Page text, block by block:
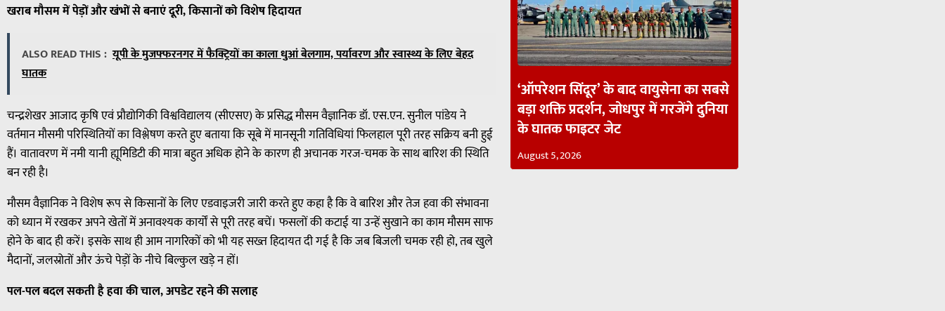
खराब मौसम में पेड़ों और खंभों से बनाएं दूरी, किसानों को विशेष हिदायत
ALSO READ THIS : यूपी के मुजफ्फरनगर में फैक्ट्रियों का काला धुआं बेलगाम, पर्यावरण और स्वास्थ्य के लिए बेहद
घातक
चन्द्रशेखर आजाद कृषि एवं प्रौद्योगिकी विश्वविद्यालय (सीएसए) के प्रसिद्ध मौसम वैज्ञानिक डॉ. एस.एन. सुनील पांडेय ने
वर्तमान मौसमी परिस्थितियों का विश्लेषण करते हुए बताया कि सूबे में मानसूनी गतिविधियां फिलहाल पूरी तरह सक्रिय बनी हुई
हैं। वातावरण में नमी यानी ह्यूमिडिटी की मात्रा बहुत अधिक होने के कारण ही अचानक गरज-चमक के साथ बारिश की स्थिति
बन रही है।
मौसम वैज्ञानिक ने विशेष रूप से किसानों के लिए एडवाइजरी जारी करते हुए कहा है कि वे बारिश और तेज हवा की संभावना
को ध्यान में रखकर अपने खेतों में अनावश्यक कार्यों से पूरी तरह बचें। फसलों की कटाई या उन्हें सुखाने का काम मौसम साफ
होने के बाद ही करें। इसके साथ ही आम नागरिकों को भी यह सख्त हिदायत दी गई है कि जब बिजली चमक रही हो, तब खुले
मैदानों, जलस्रोतों और ऊंचे पेड़ों के नीचे बिल्कुल खड़े न हों।
पल-पल बदल सकती है हवा की चाल, अपडेट रहने की सलाह
‘ऑपरेशन सिंदूर’ के बाद वायुसेना का सबसे
बड़ा शक्ति प्रदर्शन, जोधपुर में गरजेंगे दुनिया
के घातक फाइटर जेट
August 5, 2026